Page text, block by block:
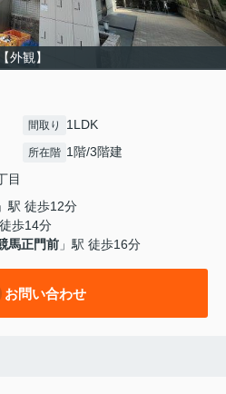
【外観】
間取り 1LDK
所在階 1階/3階建
目
」駅 徒歩12分
歩14分
馬正門前 」駅 徒歩16分
お問い合わせ